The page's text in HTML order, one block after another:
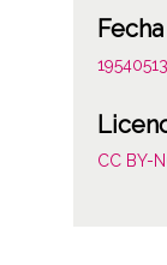
Fecha
19540513
CC BY-